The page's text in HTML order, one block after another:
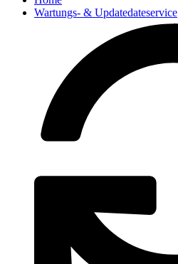
Wartungs- & Updatedateservice